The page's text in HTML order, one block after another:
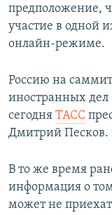
предположение,
участие в одной
онлайн-режиме.
Россию на
иностранных дел
сегодня ТАСС
Дмитрий Песков.
В то же время
информация о
может не